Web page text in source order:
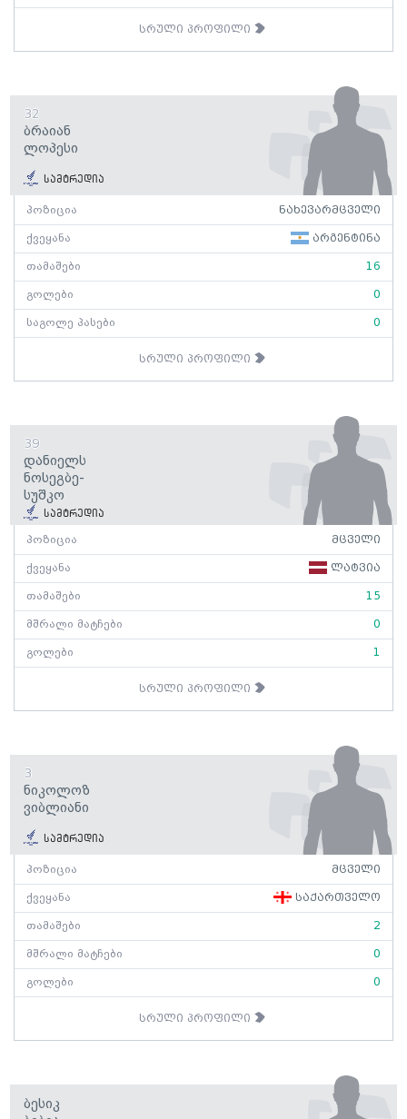
სრული პროფილი
32
Ბრაიან
Ლოპესი
სამტრედია
პოზიცია ნახევარმცველი
ქვეყანა არგენტინა
თამაშები 16
გოლები 0
საგოლე პასები 0
სრული პროფილი
39
Დანიელს
Ნოსეგბე-
Სუშკო
სამტრედია
პოზიცია მცველი
ქვეყანა ლატვია
თამაშები 15
მშრალი მატჩები 0
გოლები 1
სრული პროფილი
3
Ნიკოლოზ
Ვიბლიანი
სამტრედია
პოზიცია მცველი
ქვეყანა საქართველო
თამაშები 2
მშრალი მატჩები 0
გოლები 0
სრული პროფილი
Ბესიკ